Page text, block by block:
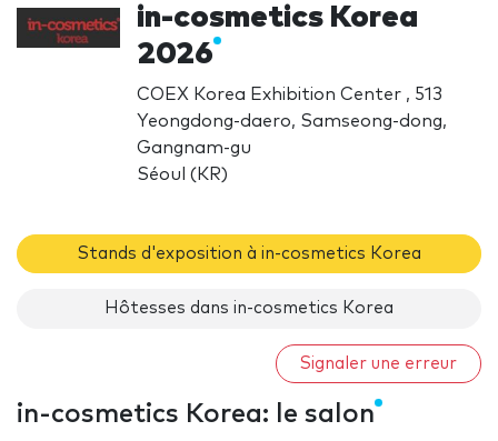
in-cosmetics Korea
2026
COEX Korea Exhibition Center , 513
Yeongdong-daero, Samseong-dong,
Gangnam-gu
Séoul (KR)
Stands d'exposition à in-cosmetics Korea
Hôtesses dans in-cosmetics Korea
Signaler une erreur
in-cosmetics Korea: le salon